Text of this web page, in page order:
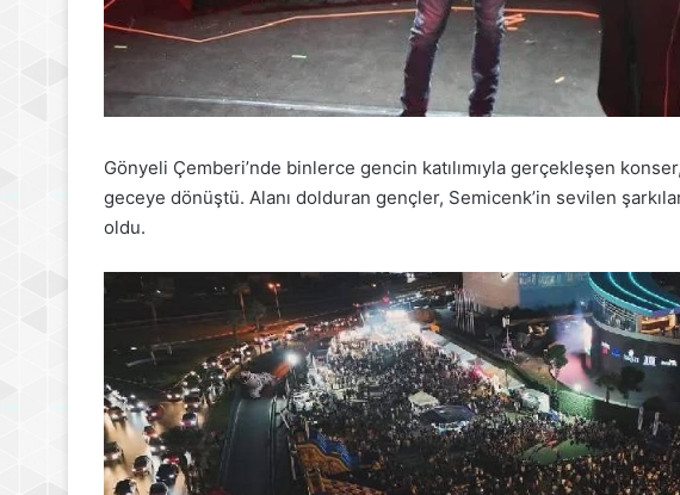
Gönyeli Çemberi’nde binlerce gencin katılımıyla gerçekleşen
geceye dönüştü. Alanı dolduran gençler, Semicenk’in sevilen
oldu.